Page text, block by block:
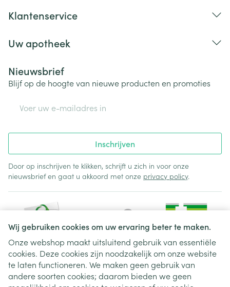
Wij gebruiken cookies om uw ervaring beter te maken.
Onze webshop maakt uitsluitend gebruik van essentiële
cookies. Deze cookies zijn noodzakelijk om onze website
te laten functioneren. We maken geen gebruik van
andere soorten cookies; daarom bieden we geen
Klantenservice
Uw apotheek
Nieuwsbrief
Blijf op de hoogte van nieuwe producten en promoties
Inschrijven
Door op inschrijven te klikken, schrijft u zich in voor onze
nieuwsbrief en gaat u akkoord met onze privacy policy.
Juridische links